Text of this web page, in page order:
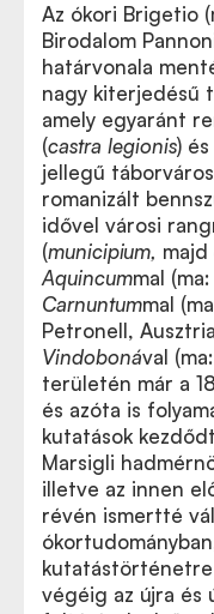
Az ókori Brigetio
Birodalom
határvonala
nagy kiterjedésű
amely egyaránt
(castra legionis)
jellegű
romanizált
idővel városi
(municipium, majd
Aquincummal
Carnuntummal
Petronell,
Vindobonával
területén már a
és azóta is
kutatások
Marsigli
illetve az innen
révén ismertté
kutatástörténetre
végéig az újra és